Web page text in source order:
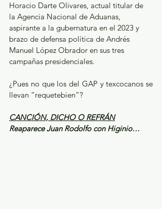
Horacio Darte Olivares, actual titular de
la Agencia Nacional de Aduanas,
aspirante a la gubernatura en el 2023 y
brazo de defensa política de Andrés
Manuel López Obrador en sus tres
campañas presidenciales.
¿Pues no que los del GAP y texcocanos se
llevan “requetebien”?
CANCIÓN, DICHO O REFRÁN
Reaparece Juan Rodolfo con Higinio…